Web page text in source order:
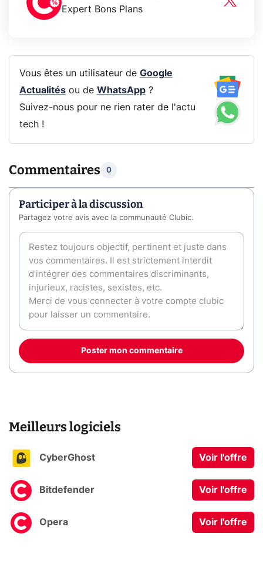
Expert Bons Plans
Vous êtes un utilisateur de Google
Actualitésou de WhatsApp?
Suivez-nous pour ne rien rater de l'actu
tech !
Commentaires 0
Participer à la discussion
Partagez votre avis avec la communauté Clubic.
Poster mon commentaire
Meilleurs logiciels
CyberGhost Voir l'offre
Bitdefender Voir l'offre
Opera Voir l'offre